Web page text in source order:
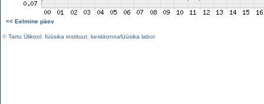
<< Eelmine päev
©Tartu Ülikool füüsika instituut keskkonnafüüsika labor